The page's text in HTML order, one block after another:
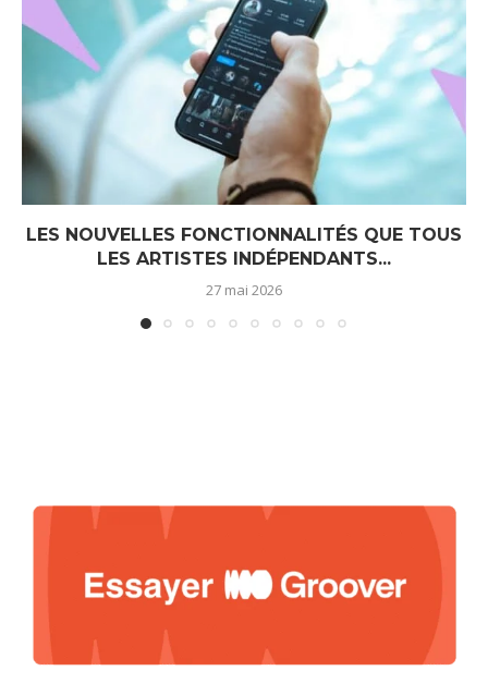
LES NOUVELLES FONCTIONNALITÉS QUE TOUS
LES ARTISTES INDÉPENDANTS...
27 mai 2026